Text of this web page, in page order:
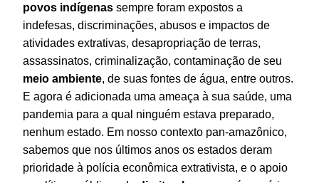
povos indígenas sempre foram expostos a
indefesas, discriminações, abusos e impactos de
atividades extrativas, desapropriação de terras,
assassinatos, criminalização, contaminação de seu
meio ambiente, de suas fontes de água, entre outros.
E agora é adicionada uma ameaça à sua saúde, uma
pandemia para a qual ninguém estava preparado,
nenhum estado. Em nosso contexto pan-amazônico,
sabemos que nos últimos anos os estados deram
prioridade à polícia econômica extrativista, e o apoio